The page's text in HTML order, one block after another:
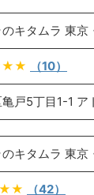
のキタムラ 東京
（10）
戸5丁目1-1 ア
のキタムラ 東京
（42）